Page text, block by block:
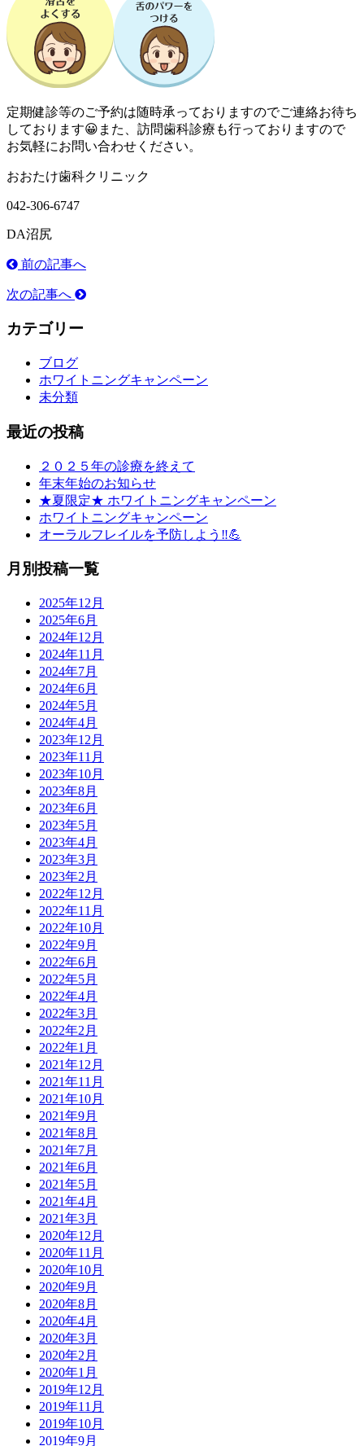
定期健診等のご予約は随時承っておりますのでご連絡お待ち
しております😀また、訪問歯科診療も行っておりますので
お気軽にお問い合わせください。
おおたけ歯科クリニック
042-306-6747
DA沼尻
前の記事へ
次の記事へ
カテゴリー
ブログ
ホワイトニングキャンペーン
未分類
最近の投稿
２０２５年の診療を終えて
年末年始のお知らせ
★夏限定★ ホワイトニングキャンペーン
ホワイトニングキャンペーン
オーラルフレイルを予防しよう‼💪
月別投稿一覧
2025年12月
2025年6月
2024年12月
2024年11月
2024年7月
2024年6月
2024年5月
2024年4月
2023年12月
2023年11月
2023年10月
2023年8月
2023年6月
2023年5月
2023年4月
2023年3月
2023年2月
2022年12月
2022年11月
2022年10月
2022年9月
2022年6月
2022年5月
2022年4月
2022年3月
2022年2月
2022年1月
2021年12月
2021年11月
2021年10月
2021年9月
2021年8月
2021年7月
2021年6月
2021年5月
2021年4月
2021年3月
2020年12月
2020年11月
2020年10月
2020年9月
2020年8月
2020年4月
2020年3月
2020年2月
2020年1月
2019年12月
2019年11月
2019年10月
2019年9月